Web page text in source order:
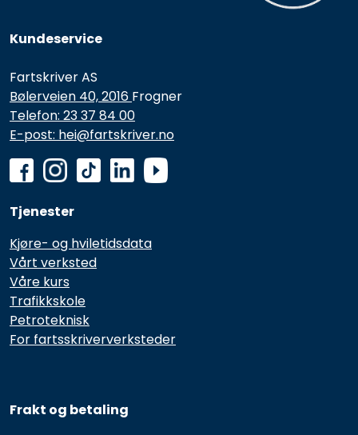
Frakt og betaling
Kundeservice
Fartskriver AS
Bølerveien 40, 2016 Frogner
Telefon: 23 37 84 00
E-post: hei@fartskriver.no
Tjenester
Kjøre- og hviletidsdata
Vårt verksted
Våre kurs
Trafikkskole
Petroteknisk
For fartsskriververksteder